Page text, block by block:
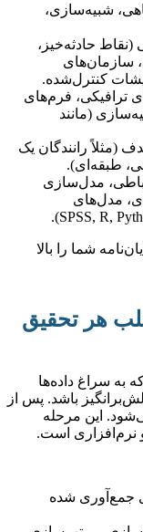
شبیه‌سازی،
(نقاط حادثه‌خیز،
سازمان‌های
کنترل‌شده.
ترافیکی، فرم‌های
(مانند
(مثلاً رانندگان یک
طبقه‌ای).
مدل‌سازی
مدل‌های
شما را بالا
هر تحقیق
به سراغ داده‌ها
باشد. پس از
این مرحله
و نرم‌افزاری است.
جمع‌آوری شده